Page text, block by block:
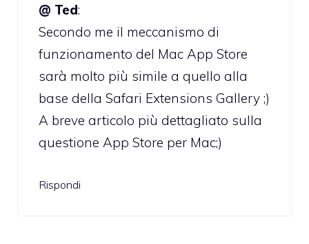
@ Ted:
Secondo me il meccanismo di
funzionamento del Mac App Store
sarà molto più simile a quello alla
base della Safari Extensions Gallery ;)
A breve articolo più dettagliato sulla
questione App Store per Mac;)
Rispondi